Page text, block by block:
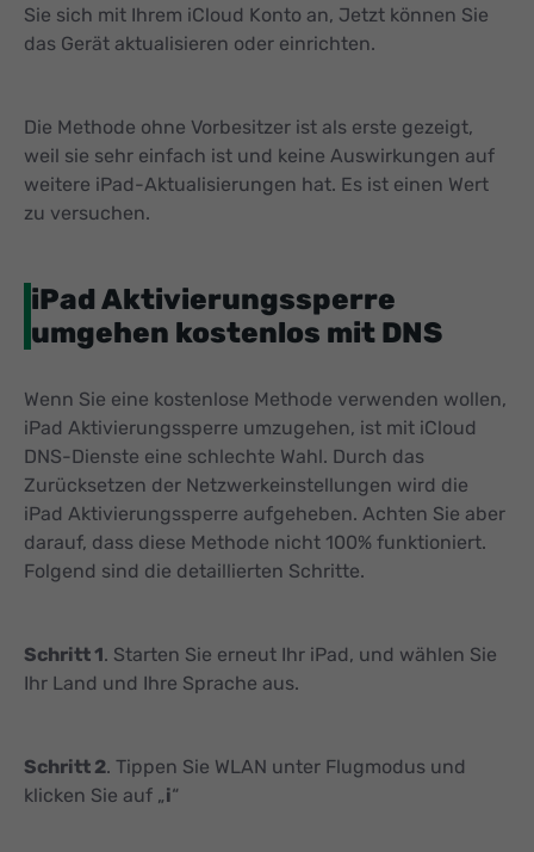
Sie sich mit Ihrem iCloud Konto an, Jetzt können Sie
das Gerät aktualisieren oder einrichten.
Die Methode ohne Vorbesitzer ist als erste gezeigt,
weil sie sehr einfach ist und keine Auswirkungen auf
weitere iPad-Aktualisierungen hat. Es ist einen Wert
zu versuchen.
iPad Aktivierungssperre
umgehen kostenlos mit DNS
Wenn Sie eine kostenlose Methode verwenden wollen,
iPad Aktivierungssperre umzugehen, ist mit iCloud
DNS-Dienste eine schlechte Wahl. Durch das
Zurücksetzen der Netzwerkeinstellungen wird die
iPad Aktivierungssperre aufgeheben. Achten Sie aber
darauf, dass diese Methode nicht 100% funktioniert.
Folgend sind die detaillierten Schritte.
Schritt 1. Starten Sie erneut Ihr iPad, und wählen Sie
Ihr Land und Ihre Sprache aus.
Schritt 2. Tippen Sie WLAN unter Flugmodus und
klicken Sie auf „i“